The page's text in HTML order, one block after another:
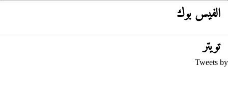
الفيس بوك
تويتر
Tweets by